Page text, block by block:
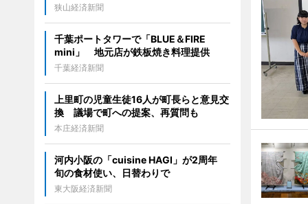
狭山経済新聞
千葉ポートタワーで「BLUE＆FIRE
mini」 地元店が鉄板焼き料理提供
千葉経済新聞
上里町の児童生徒16人が町長らと意見交
換 議場で町への提案、再質問も
本庄経済新聞
河内小阪の「cuisine HAGI」が2周年
旬の食材使い、日替わりで
東大阪経済新聞